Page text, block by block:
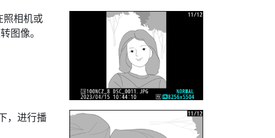
照相机或
图像。
，进行播